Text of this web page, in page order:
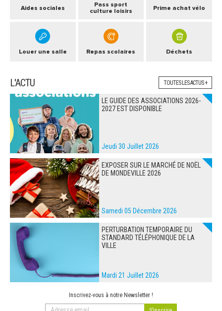
Aides sociales
Pass sport
culture loisirs
Prime achat vélo
Louer une salle Repas scolaires Déchets
L'ACTU TOUTES LES ACTUS +
LE GUIDE DES ASSOCIATIONS 2026-
2027 EST DISPONIBLE
Jeudi 30 Juillet 2026
EXPOSER SUR LE MARCHÉ DE NOËL
DE MONDEVILLE 2026
Samedi 05 Décembre 2026
PERTURBATION TEMPORAIRE DU
STANDARD TÉLÉPHONIQUE DE LA
VILLE
Mardi 21 Juillet 2026
Inscrivez-vous à notre Newsletter !